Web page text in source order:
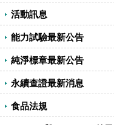
活動訊息
能力試驗最新公告
純淨標章最新公告
永續查證最新消息
食品法規